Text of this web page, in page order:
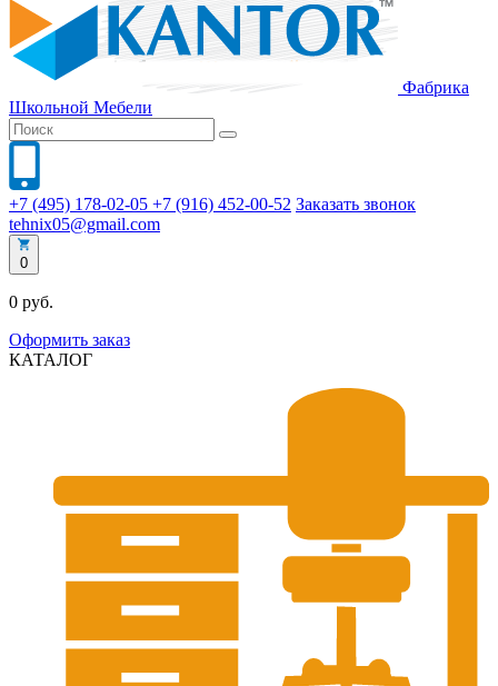
Фабрика
Школьной Мебели
+7 (495) 178-02-05 +7 (916) 452-00-52 Заказать звонок
tehnix05@gmail.com
0
0 руб.
Оформить заказ
КАТАЛОГ